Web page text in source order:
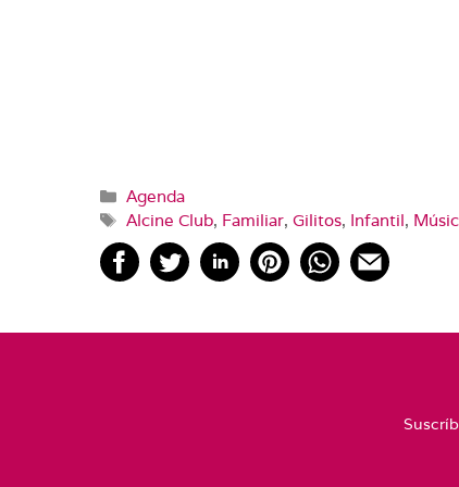
Categorías
Agenda
Etiquetas
Alcine Club, Familiar,Gilitos, Infantil,